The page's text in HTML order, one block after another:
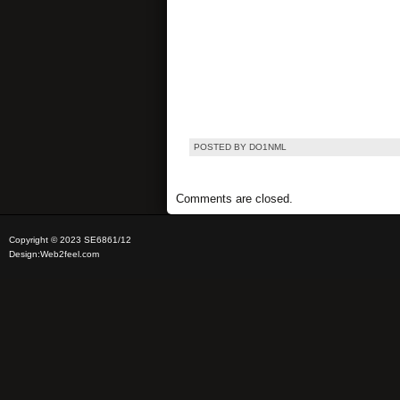
POSTED BY DO1NML
Comments are closed.
Copyright © 2023 SE6861/12
Design:Web2feel.com